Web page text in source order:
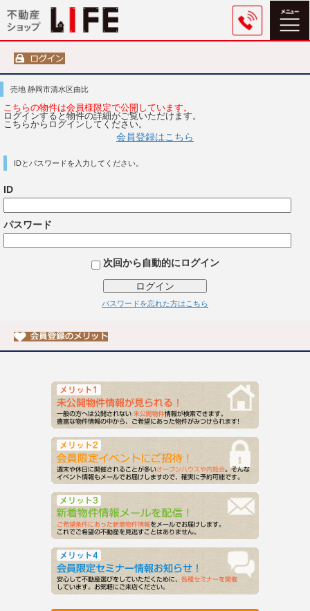
売地 静岡市清水区由比
こちらの物件は会員様限定で公開しています。
ログインすると物件の詳細がご覧いただけます。
こちらからログインしてください。
会員登録はこちら
IDとパスワードを入力してください。
ID
パスワード
次回から自動的にログイン
ログイン
パスワードを忘れた方はこちら